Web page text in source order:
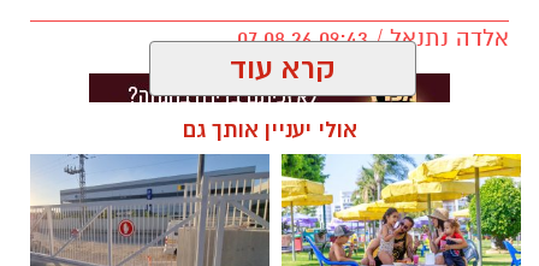
אלדה נתנאל / 09:43 07.08.26
תגים:דרושים באשדוד
קרא עוד
אולי יעניין אותך גם